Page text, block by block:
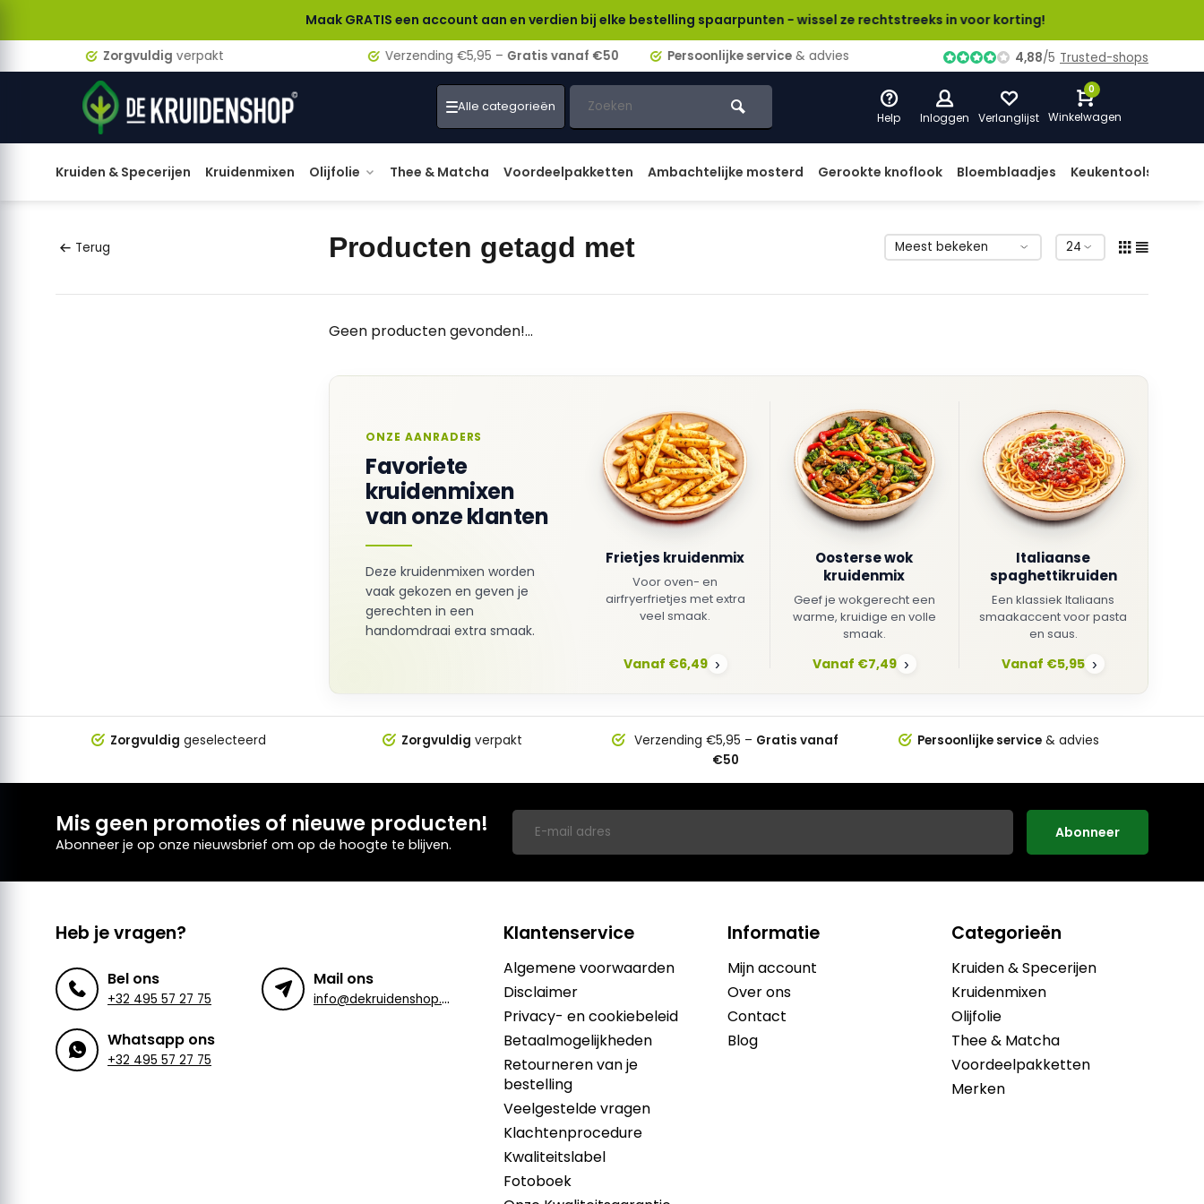
Maak GRATIS een account aan en verdien bij elke bestelling spaarpunten - wissel ze rechtstreeks in voor korting!
Zorgvuldigverpakt Verzending €5,95 –Gratis vanaf €50 Persoonlijke service& advies 4,88/5 Trusted-shops
Alle categorieën
Help Inloggen Verlanglijst
0
Winkelwagen
Kruiden & Specerijen Kruidenmixen Olijfolie Thee & Matcha Voordeelpakketten Ambachtelijke mosterd Gerookte knoflook Bloemblaadjes Keukentools
Terug Producten getagd met
Geen producten gevonden!...
ONZE AANRADERS
Favoriete
kruidenmixen
van onze klanten
Deze kruidenmixen worden
vaak gekozen en geven je
gerechten in een
handomdraai extra smaak.
Frietjes kruidenmix
Voor oven- en
airfryerfrietjes met extra
veel smaak.
Vanaf €6,49 ›
Oosterse wok
kruidenmix
Geef je wokgerecht een
warme, kruidige en volle
smaak.
Vanaf €7,49 ›
Italiaanse
spaghettikruiden
Een klassiek Italiaans
smaakaccent voor pasta
en saus.
Vanaf €5,95 ›
Zorgvuldig geselecteerd Zorgvuldig verpakt Verzending €5,95 – Gratis vanaf
€50
Persoonlijke service& advies
Mis geen promoties of nieuwe producten!
Abonneer je op onze nieuwsbrief om op de hoogte te blijven.
Abonneer
Heb je vragen?
Bel ons
+32 495 57 27 75
Mail ons
i
nfo@dekruidenshop.be
Whatsapp ons
+32 495 57 27 75
Klantenservice
Algemene voorwaarden
Disclaimer
Privacy- en cookiebeleid
Betaalmogelijkheden
Retourneren van je
bestelling
Veelgestelde vragen
Klachtenprocedure
Kwaliteitslabel
Fotoboek
Informatie
Mijn account
Over ons
Contact
Blog
Categorieën
Kruiden & Specerijen
Kruidenmixen
Olijfolie
Thee & Matcha
Voordeelpakketten
Merken